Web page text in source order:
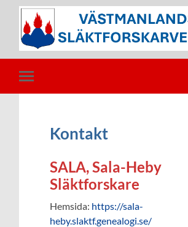
Slå
på/av
Kontakt
SALA, Sala-Heby
Släktforskare
Hemsida: https://sala-
heby.slaktf.genealogi.se/